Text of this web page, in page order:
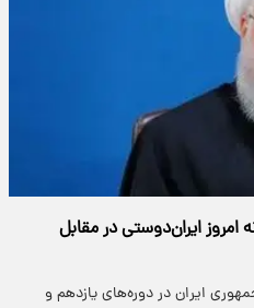
امروز ایران‌دوستی در مقابل
ایران در دوره‌های یازدهم و